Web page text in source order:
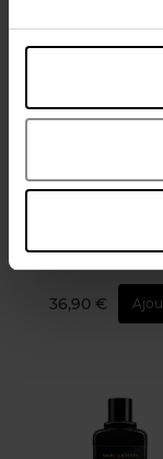
GENTLEMAN
Déodorant
36,90 €